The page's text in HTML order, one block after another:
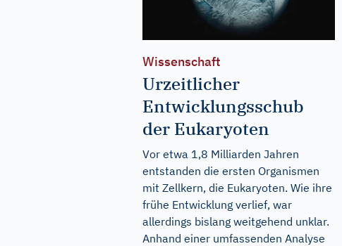
Wissenschaft
Urzeitlicher
Entwicklungsschub
der Eukaryoten
Vor etwa 1,8 Milliarden Jahren
entstanden die ersten Organismen
mit Zellkern, die Eukaryoten. Wie ihre
frühe Entwicklung verlief, war
allerdings bislang weitgehend unklar.
Anhand einer umfassenden Analyse